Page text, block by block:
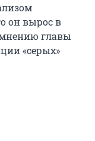
он вырос в
главы
«серых»